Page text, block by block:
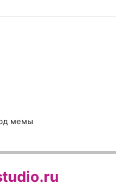
мемы